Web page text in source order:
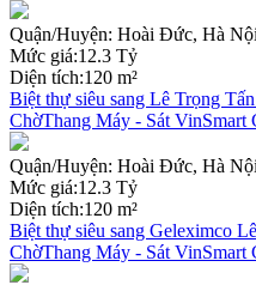
Quận/Huyện: Hoài Đức, Hà Nội
Mức giá:12.3 Tỷ
Diện tích:120 m²
Biệt thự siêu sang Lê Trọng
ChờThang Máy - Sát VinSmart
Quận/Huyện: Hoài Đức, Hà Nội
Mức giá:12.3 Tỷ
Diện tích:120 m²
Biệt thự siêu sang Geleximco
ChờThang Máy - Sát VinSmart